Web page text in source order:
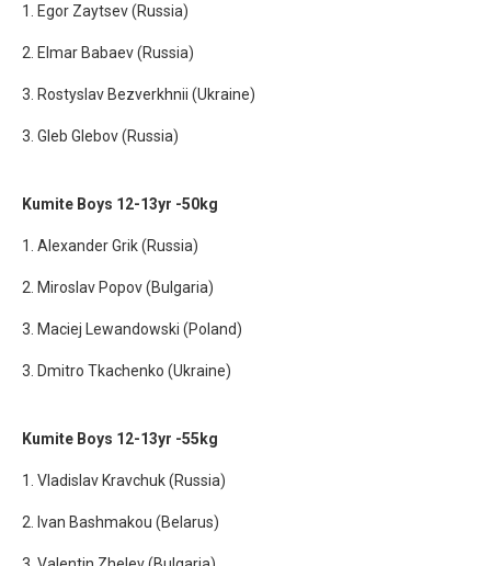
1. Egor Zaytsev (Russia)
2. Elmar Babaev (Russia)
3. Rostyslav Bezverkhnii (Ukraine)
3. Gleb Glebov (Russia)
Kumite Boys 12-13yr -50kg
1. Alexander Grik (Russia)
2. Miroslav Popov (Bulgaria)
3. Maciej Lewandowski (Poland)
3. Dmitrо Tkachenko (Ukraine)
Kumite Boys 12-13yr -55kg
1. Vladislav Kravchuk (Russia)
2. Ivan Bashmakou (Belarus)